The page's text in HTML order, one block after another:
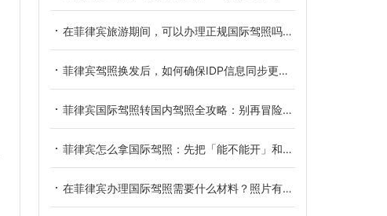
在菲律宾旅游期间，可以办理正规国际驾照吗？官方政策详细解读
菲律宾驾照换发后，如何确保IDP信息同步更新？
菲律宾国际驾照转国内驾照全攻略：别再冒险无证驾驶，一文读懂换领全流程
菲律宾怎么拿国际驾照：先把「能不能开」和「怎么拿」分清
在菲律宾办理国际驾照需要什么材料？照片有什么要求